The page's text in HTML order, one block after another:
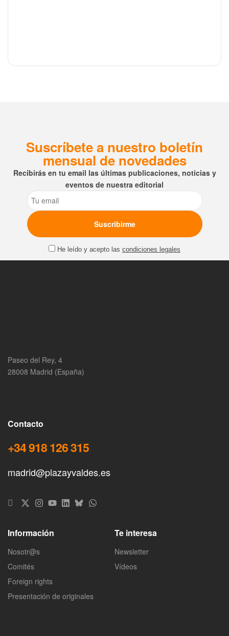
Suscríbete a nuestro boletín
mensual de novedades
Recibirás en tu email las últimas publicaciones, noticias y
eventos de nuestra editorial
Email
He leído y acepto las condiciones legales
Paseo del Rey, 4
28008 Madrid (España)
Contacto
+34 918 126 315
madrid@plazayvaldes.es
Información
Nosotr@s
Comités
Foreign rights
Presentación de originales
Te interesa
Newsletter
Vídeos